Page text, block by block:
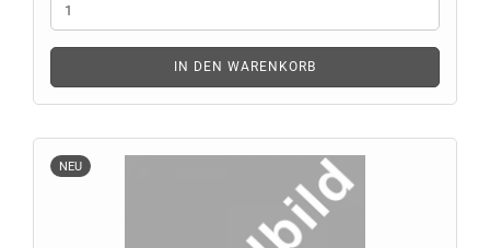
IN DEN WARENKORB
NEU